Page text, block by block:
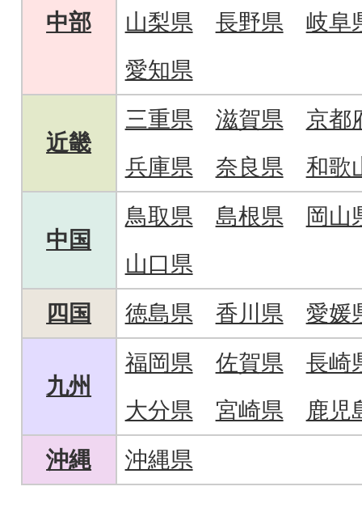
中部
山梨県
長野県
岐阜
愛知県
近畿
三重県 滋賀県
京都
兵庫県
奈良県 和歌
中国
鳥取県 島根県
岡山
山口県
四国
徳島県 香川県 愛媛
九州
福岡県 佐賀県
長崎
大分県
宮崎県
鹿児
沖縄
沖縄県